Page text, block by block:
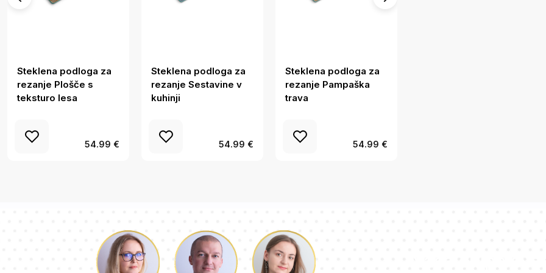
Steklena podloga za
rezanje Plošče s
teksturo lesa
54.99 €
Steklena podloga za
rezanje Sestavine v
kuhinji
54.99 €
Steklena podloga za
rezanje Pampaška
trava
54.99 €